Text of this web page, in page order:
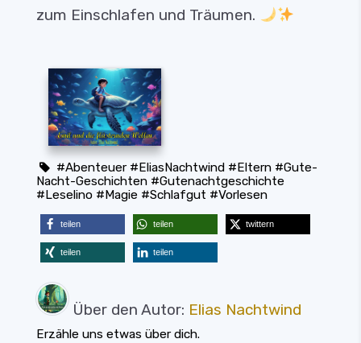
zum Einschlafen und Träumen.
#Abenteuer #EliasNachtwind #Eltern #Gute-
Nacht-Geschichten #Gutenachtgeschichte
#Leselino #Magie #Schlafgut #Vorlesen
teilen teilen twittern
teilen teilen
Über den Autor: Elias Nachtwind
Erzähle uns etwas über dich.